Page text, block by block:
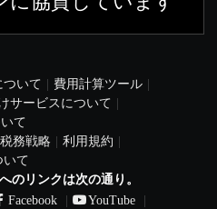
ついて
費用計算ツール
サービスについて
て
税務戦略
利用規約
いて
のリンクは次の通り。
Facebook
YouTube